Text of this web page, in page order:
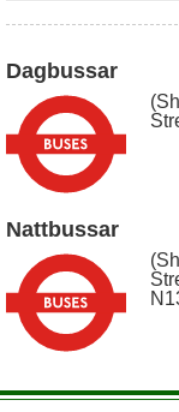
Dagbussar
Nattbussar